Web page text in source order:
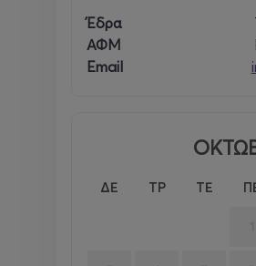
Έδρα
ΑΦΜ
Email
ΔΕ ΤΡ ΤΕ